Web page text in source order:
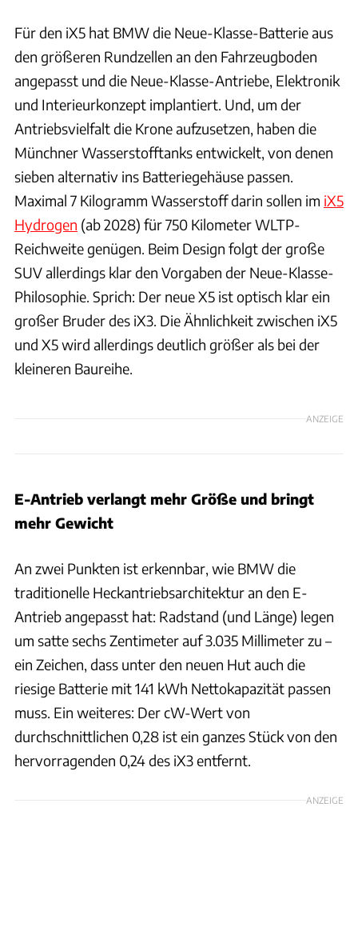
Für den iX5 hat BMW die Neue-Klasse-Batterie aus
den größeren Rundzellen an den Fahrzeugboden
angepasst und die Neue-Klasse-Antriebe, Elektronik
und Interieurkonzept implantiert. Und, um der
Antriebsvielfalt die Krone aufzusetzen, haben die
Münchner Wasserstofftanks entwickelt, von denen
sieben alternativ ins Batteriegehäuse passen.
Maximal 7 Kilogramm Wasserstoff darin sollen im iX5
Hydrogen (ab 2028) für 750 Kilometer WLTP-
Reichweite genügen. Beim Design folgt der große
SUV allerdings klar den Vorgaben der Neue-Klasse-
Philosophie. Sprich: Der neue X5 ist optisch klar ein
großer Bruder des iX3. Die Ähnlichkeit zwischen iX5
und X5 wird allerdings deutlich größer als bei der
kleineren Baureihe.
ANZEIGE
E-Antrieb verlangt mehr Größe und bringt
mehr Gewicht
An zwei Punkten ist erkennbar, wie BMW die
traditionelle Heckantriebsarchitektur an den E-
Antrieb angepasst hat: Radstand (und Länge) legen
um satte sechs Zentimeter auf 3.035 Millimeter zu –
ein Zeichen, dass unter den neuen Hut auch die
riesige Batterie mit 141 kWh Nettokapazität passen
muss. Ein weiteres: Der cW-Wert von
durchschnittlichen 0,28 ist ein ganzes Stück von den
hervorragenden 0,24 des iX3 entfernt.
ANZEIGE